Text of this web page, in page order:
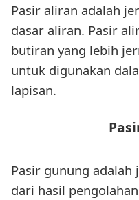
Pasir aliran adalah
dasar aliran. Pasir
butiran yang lebih
untuk digunakan
lapisan.
Pasir gunung adalah
dari hasil